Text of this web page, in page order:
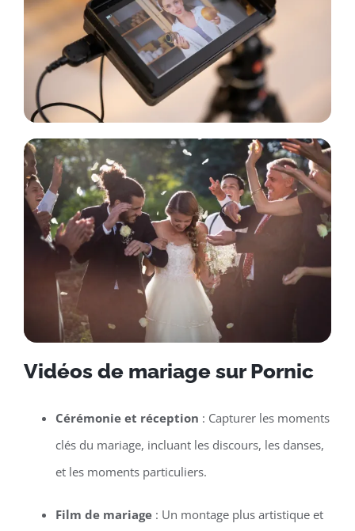
Vidéos de mariage sur Pornic
Cérémonie et réception : Capturer les moments
clés du mariage, incluant les discours, les danses,
et les moments particuliers.
Film de mariage: Un montage plus artistique et